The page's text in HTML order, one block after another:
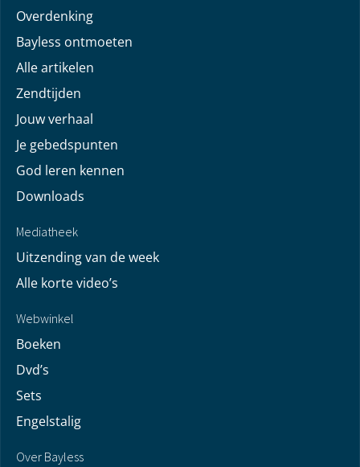
Overdenking
Bayless ontmoeten
Alle artikelen
Zendtijden
Jouw verhaal
Je gebedspunten
God leren kennen
Downloads
Mediatheek
Uitzending van de week
Alle korte video’s
Webwinkel
Boeken
Dvd’s
Sets
Engelstalig
Over Bayless